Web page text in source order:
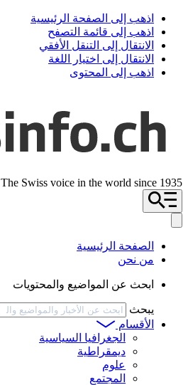
اذهب إلى الصفحة الرئيسية
اذهب إلى قائمة التصفح
الانتقال إلى التنقل الأفقي
الانتقال إلى اختيار اللغة
اذهب إلى المحتوى
The Swiss voice in the world since 1935
الصفحة الرئيسية
من نحن
ابحث عن المواضيع والمحتويات
يبحث
الأقسام
الجغرافيا السياسية
ديمقراطية
علوم
المجتمع